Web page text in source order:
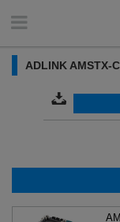
ADLINK AMSTX-